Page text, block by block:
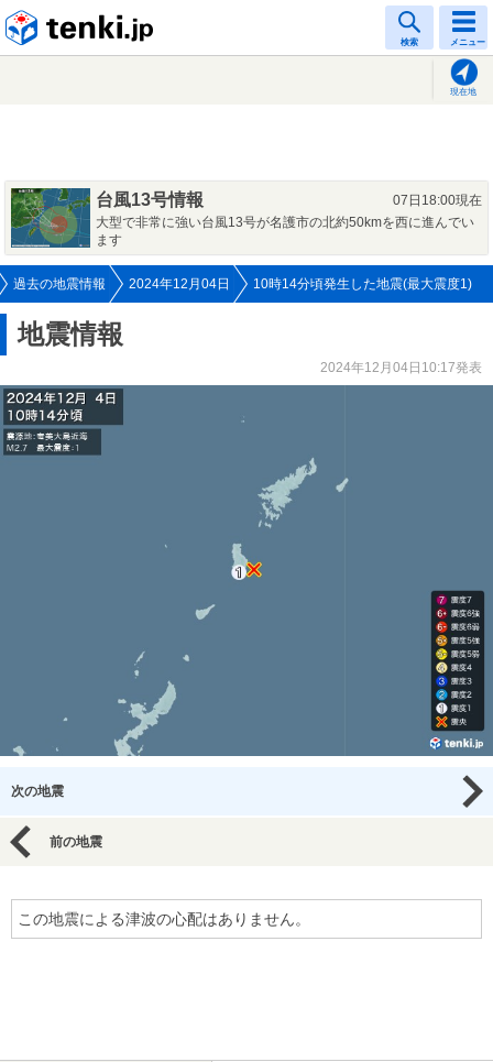
検索 メニュー
現在地
台風13号情報
07日18:00現在
大型で非常に強い台風13号が名護市の北約50kmを西に進んでい
ます
過去の地震情報 2024年12月04日 10時14分頃発生した地震(最大震度1)
地震情報
2024年12月04日10:17発表
次の地震
前の地震
この地震による津波の心配はありません。